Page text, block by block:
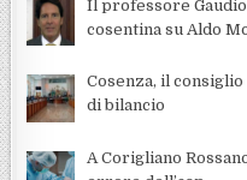
Il professore
cosentina su Aldo
Cosenza, il
di bilancio
A Corigliano